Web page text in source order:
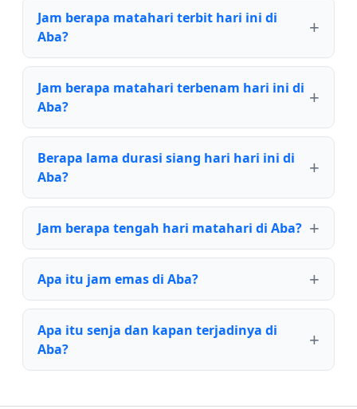
Jam berapa matahari terbit hari ini di
Aba?
Jam berapa matahari terbenam hari ini di
Aba?
Berapa lama durasi siang hari hari ini di
Aba?
Jam berapa tengah hari matahari di Aba?
Apa itu jam emas di Aba?
Apa itu senja dan kapan terjadinya di
Aba?